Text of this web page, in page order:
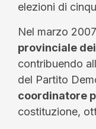
elezioni di
Nel marzo
provinciale
contribuendo
del Partito
coordinatore
costituzione,